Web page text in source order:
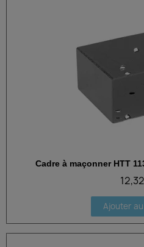
Aperçu
Cadre à maçonner HTT
Ajouter